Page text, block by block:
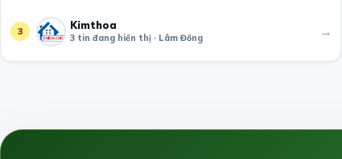
3 Kimthoa
3 tin đang hiển thị · Lâm Đồng →